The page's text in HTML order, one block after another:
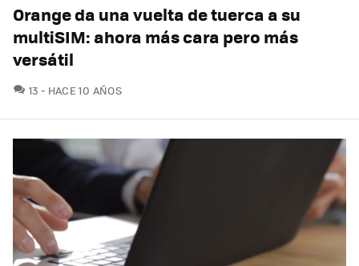
Orange da una vuelta de tuerca a su
multiSIM: ahora más cara pero más
versátil
13 COMENTARIOS
HACE 10 AÑOS